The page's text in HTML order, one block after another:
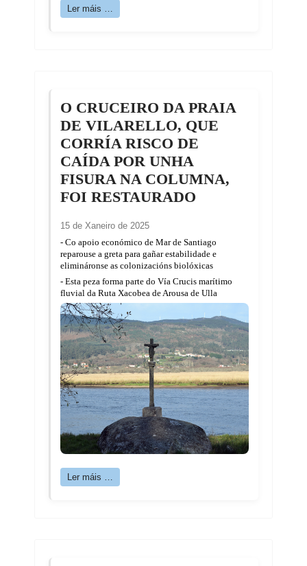
Ler máis …
O CRUCEIRO DA PRAIA
DE VILARELLO, QUE
CORRÍA RISCO DE
CAÍDA POR UNHA
FISURA NA COLUMNA,
FOI RESTAURADO
15 de Xaneiro de 2025
- Co apoio económico de Mar de Santiago
reparouse a greta para gañar estabilidade e
elimináronse as colonizacións biolóxicas
- Esta peza forma parte do Vía Crucis marítimo
fluvial da Ruta Xacobea de Arousa de Ulla
Ler máis …